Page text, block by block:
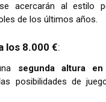
acercarán al estilo
de los últimos años.
los 8.000 €:
segunda altura
posibilidades de